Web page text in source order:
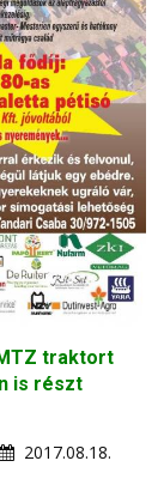
traktort
is részt
2017.08.18.